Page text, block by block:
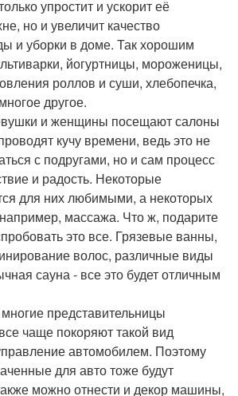
упростит и ускорит её
но и увеличит качество
и уборки в доме. Так хорошим
йогуртницы, мороженицы,
роллов и суши, хлебопечка,
другое.
и женщины посещают салоны
кучу времени, ведь это не
с подругами, но и сам процесс
и радость. Некоторые
для них любимыми, а некоторых
массажа. Что ж, подарите
это все. Грязевые ванны,
волос, различные виды
сауна - все это будет отличным
представительницы
чаще покоряют такой вид
автомобилем. Поэтому
для авто тоже будут
можно отнести и декор машины,